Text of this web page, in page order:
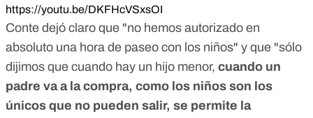
https://youtu.be/DKFHcVSxsOI
Conte dejó claro que "no hemos autorizado en
absoluto una hora de paseo con los niños" y que "sólo
dijimos que cuando hay un hijo menor, cuando un
padre va a la compra, como los niños son los
únicos que no pueden salir, se permite la